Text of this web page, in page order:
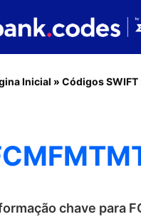
Inicial » Códigos SWIFT
chave para